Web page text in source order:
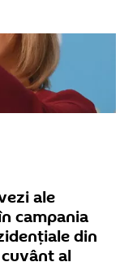
ale
campania
din
al